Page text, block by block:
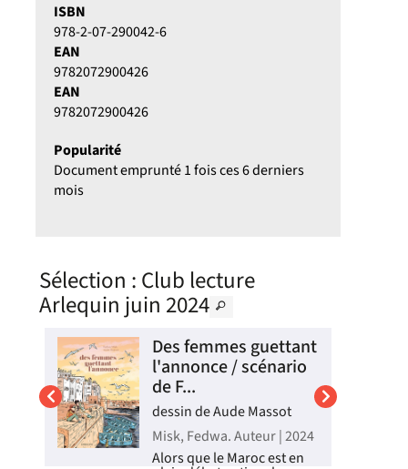
ISBN
978-2-07-290042-6
EAN
9782072900426
EAN
9782072900426
Popularité
Document emprunté 1 fois ces 6 derniers
mois
Sélection : Club lecture
Arlequin juin 2024
Des femmes guettant
l'annonce / scénario
de F...
dessin de Aude Massot
Misk, Fedwa. Auteur | 2024
Alors que le Maroc est en